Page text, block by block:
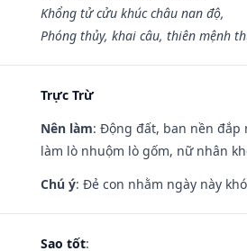
Khổng tử cửu khúc châu nan độ,
Phóng thủy, khai câu, thiên mệnh
Trực Trừ
Nên làm: Động đất, ban nền đắp
làm lò nhuộm lò gốm, nữ nhân
Chú ý: Đẻ con nhằm ngày này
Sao tốt: